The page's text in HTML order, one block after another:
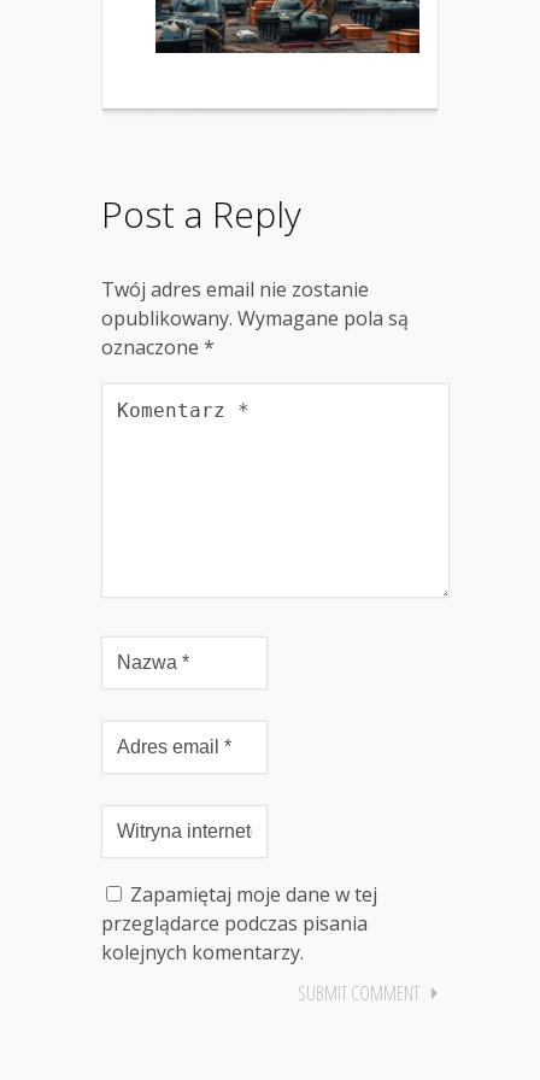
Post a Reply
Twój adres email nie zostanie
opublikowany. Wymagane pola są
oznaczone *
Zapamiętaj moje dane w tej
przeglądarce podczas pisania
kolejnych komentarzy.